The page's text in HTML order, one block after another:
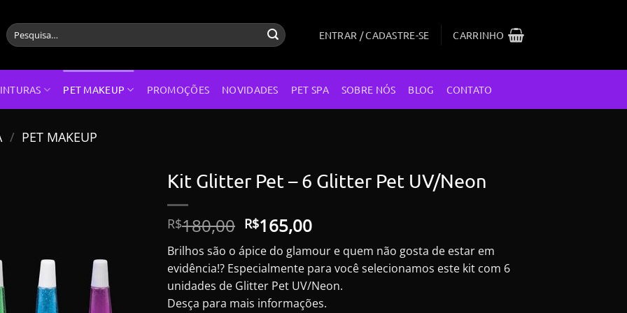
Pesquisar
por:
ENTRAR / CADASTRE-SE CARRINHO
PET MAKEUP PROMOÇÕES NOVIDADES PET SPA SOBRE NÓS BLOG CONTATO
/ PET MAKEUP
Kit Glitter Pet – 6 Glitter Pet UV/Neon
R$180,00 O
preço
original
era:
R$180,00.
R$165,00O
atual
é:
R$165,00.
Brilhos são o ápice do glamour e quem não gosta de estar em
evidência!? Especialmente para você selecionamos este kit com 6
unidades de Glitter Pet UV/Neon.
Desça para mais informações.